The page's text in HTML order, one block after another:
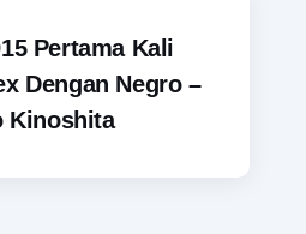
Pertama Kali
Dengan Negro –
Kinoshita